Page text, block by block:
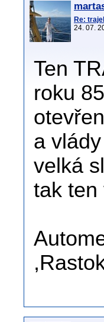
Re:
24. 07.
Ten
roku
a
velká
tak ten